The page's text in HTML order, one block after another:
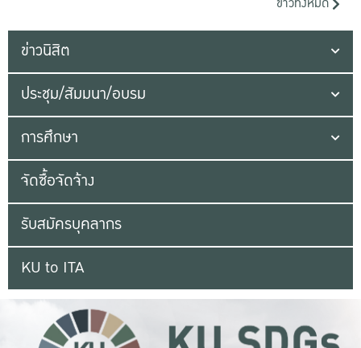
ข่าวนิสิต
ประชุม/สัมมนา/อบรม
การศึกษา
จัดซื้อจัดจ้าง
รับสมัครบุคลากร
KU to ITA